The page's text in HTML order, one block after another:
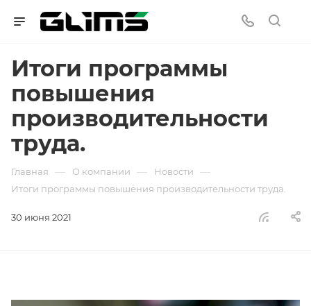
Итоги программы
повышения
производительности
труда.
Главная — О компании — Новости —
Итоги программы повышения производительности труда.
30 июня 2021